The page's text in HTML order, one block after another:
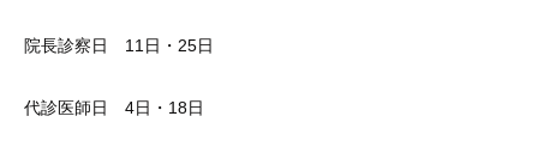
院長診察日 11日・25日
代診医師日 4日・18日